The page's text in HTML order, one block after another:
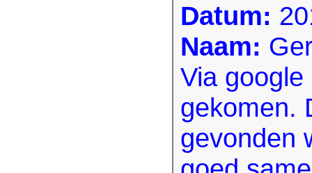
Datum:
Naam:
Via
gekomen.
gevonden